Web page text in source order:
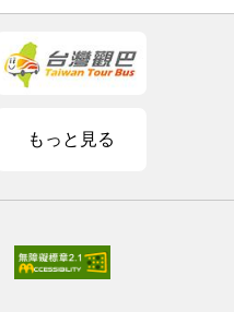
もっと見る